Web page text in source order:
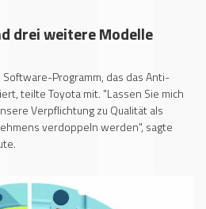
drei weitere Modelle
Programm, das das Anti-
teilte Toyota mit. "Lassen Sie mich
Verpflichtung zu Qualität als
verdoppeln werden", sagte